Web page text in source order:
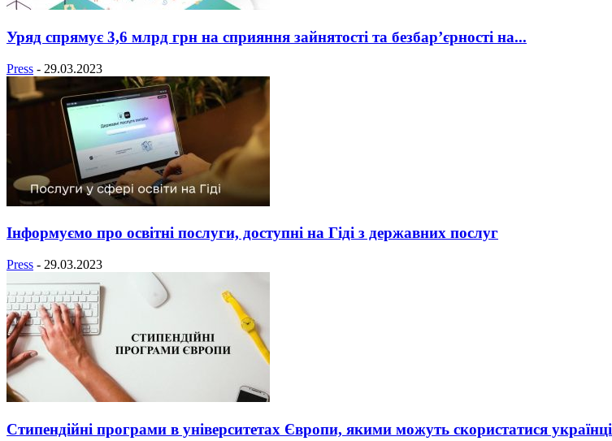
Уряд спрямує 3,6 млрд грн на сприяння зайнятості та безбар’єрності на...
Press - 29.03.2023
Інформуємо про освітні послуги, доступні на Гіді з державних послуг
Press - 29.03.2023
Стипендійні програми в університетах Європи, якими можуть скористатися українці